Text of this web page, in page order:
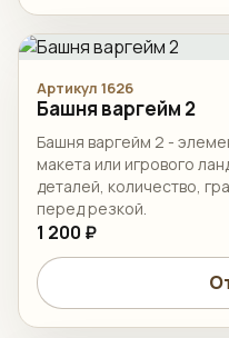
Артикул 1626
Башня варгейм 2
Башня варгейм 2 -
макета или игрового
деталей, количество,
перед резкой.
1 200 ₽